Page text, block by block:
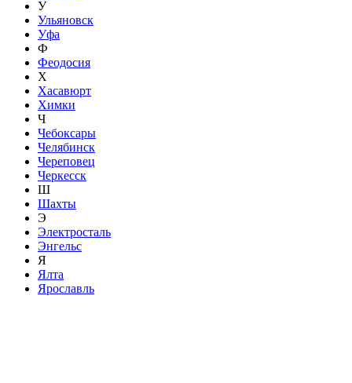
У
Ульяновск
Уфа
Ф
Феодосия
Х
Хасавюрт
Химки
Ч
Чебоксары
Челябинск
Череповец
Черкесск
Ш
Шахты
Э
Электросталь
Энгельс
Я
Ялта
Ярославль